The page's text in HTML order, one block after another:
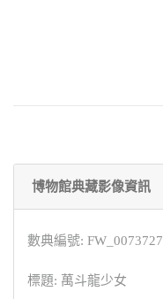
博物館典藏影像資訊
數典編號: FW_0073727
標題: 萬斗龍少女